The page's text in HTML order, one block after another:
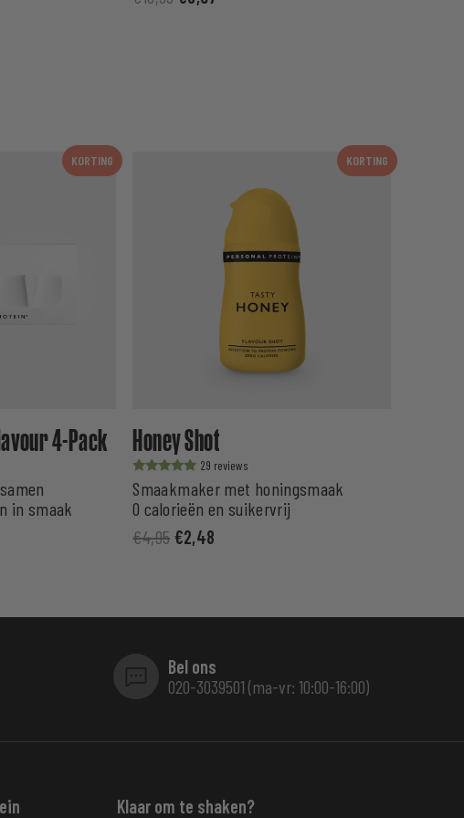
KORTING
4-Pack
in smaak
KORTING
Honey Shot
Waardering
uit 5
29
Smaakmaker met honingsmaak
0 calorieën en suikervrij
€4,95 €2,48
Bel ons
020-3039501 (ma-vr: 10:00-16:00)
Klaar om te shaken?